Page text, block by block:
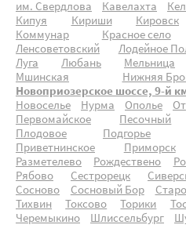
им. Свердлова
Кавелахта
Кипуя
Кириши Кировск
Коммунар
Красное село
Ленсоветовский
Лодейное
Луга
Любань Мельница
Мшинская
Нижняя
Новоприозерское шоссе, 9-й
Новоселье
Нурма Ополье
Первомайское
Песочный
Плодовое
Подгорье
Приветнинское
Приморск
Разметелево
Рождествено
Рябово
Сестрорецк
Сосново
Сосновый Бор
Тихвин
Токсово Торики
Черемыкино
Шлиссельбург